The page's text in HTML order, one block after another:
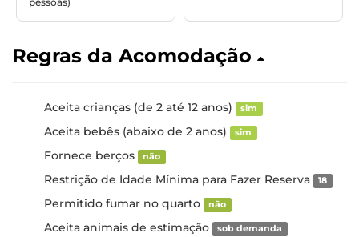
Regras da Acomodação
Aceita crianças (de 2 até 12 anos) sim
Aceita bebês (abaixo de 2 anos) sim
Fornece berços não
Restrição de Idade Mínima para Fazer Reserva 18
Permitido fumar no quarto não
Aceita animais de estimação sob demanda